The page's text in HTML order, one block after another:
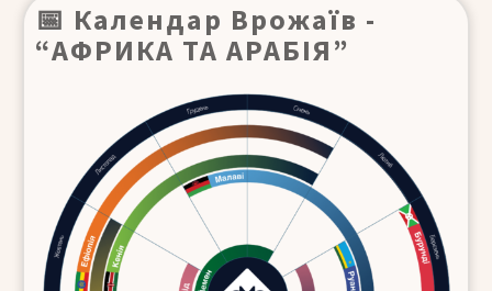
📅 Календар Врожаїв -
“АФРИКА ТА АРАБІЯ”